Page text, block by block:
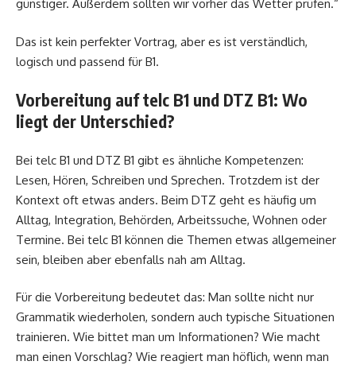
günstiger. Außerdem sollten wir vorher das Wetter prüfen.“
Das ist kein perfekter Vortrag, aber es ist verständlich,
logisch und passend für B1.
Vorbereitung auf telc B1 und DTZ B1: Wo
liegt der Unterschied?
Bei telc B1 und DTZ B1 gibt es ähnliche Kompetenzen:
Lesen, Hören, Schreiben und Sprechen. Trotzdem ist der
Kontext oft etwas anders. Beim DTZ geht es häufig um
Alltag, Integration, Behörden, Arbeitssuche, Wohnen oder
Termine. Bei telc B1 können die Themen etwas allgemeiner
sein, bleiben aber ebenfalls nah am Alltag.
Für die Vorbereitung bedeutet das: Man sollte nicht nur
Grammatik wiederholen, sondern auch typische Situationen
trainieren. Wie bittet man um Informationen? Wie macht
man einen Vorschlag? Wie reagiert man höflich, wenn man